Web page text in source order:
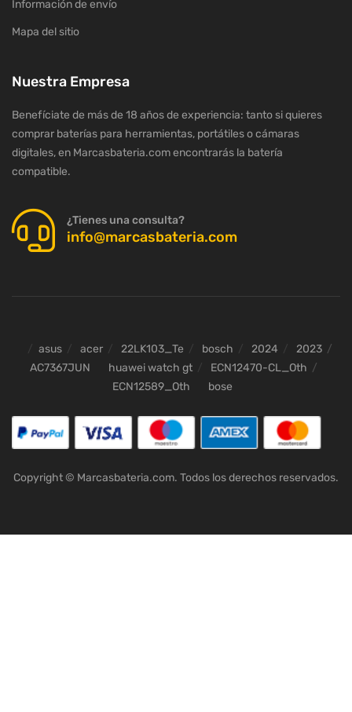
Información de envío
Mapa del sitio
Nuestra Empresa
Benefíciate de más de 18 años de experiencia: tanto si quieres
comprar baterías para herramientas, portátiles o cámaras
digitales, en Marcasbateria.com encontrarás la batería
compatible.
¿Tienes una consulta?
info@marcasbateria.com
asus acer 22LK103_Te bosch 2024
2023
AC7367JUN
huawei watch gt
ECN12470-CL_Oth
ECN12589_Oth
bose
Copyright © Marcasbateria.com. Todos los derechos reservados.